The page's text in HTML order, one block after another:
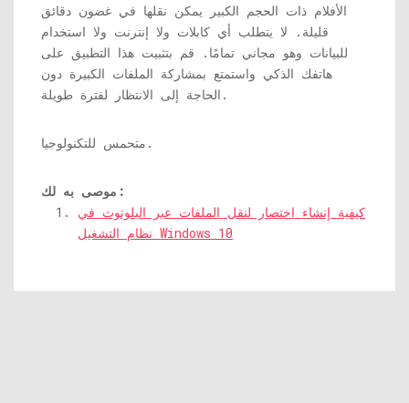
الأفلام ذات الحجم الكبير يمكن نقلها في غضون دقائق
قليلة. لا يتطلب أي كابلات ولا إنترنت ولا استخدام
للبيانات وهو مجاني تمامًا. قم بتثبيت هذا التطبيق على
هاتفك الذكي واستمتع بمشاركة الملفات الكبيرة دون
الحاجة إلى الانتظار لفترة طويلة.
متحمس للتكنولوجيا.
موصى به لك:
كيفية إنشاء اختصار لنقل الملفات عبر البلوتوث في
نظام التشغيل Windows 10